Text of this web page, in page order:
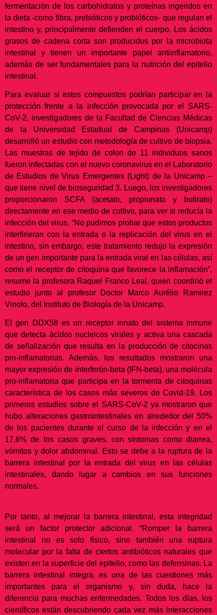
fermentación de los carbohidratos y proteínas ingeridos en
la dieta -como fibra, prebióticos y probióticos- que regulan el
intestino y, principalmente defienden el cuerpo. Los ácidos
grasos de cadena corta son producidos por la microbiota
intestinal y tienen un importante papel antiinflamatorio,
además de ser fundamentales para la nutrición del epitelio
intestinal.
Para evaluar si estos compuestos podrían participar en la
protección frente a la infección provocada por el SARS-
CoV-2, investigadores de la Facultad de Ciencias Médicas
de la Universidad Estadual de Campinas (Unicamp)
desarrolló un estudio con metodología de cultivo de biopsia.
Las muestras de tejido de colon de 11 individuos sanos
fueron infectadas con el nuevo coronavirus en el Laboratorio
de Estudios de Virus Emergentes (Light) de la Unicamp –
que tiene nivel de bioseguridad 3. Luego, los investigadores
proporcionaron SCFA (acetato, propionato y butirato)
directamente en ese medio de cultivo, para ver si reducía la
infección del virus. “No pudimos probar que estos productos
interfirieran con la entrada o la replicación del virus en el
intestino, sin embargo, este tratamiento redujo la expresión
de un gen importante para la entrada viral en las células, así
como el receptor de citoquina que favorece la inflamación”,
resume la profesora Raquel Franco Leal, quien coordinó el
estudio junto al profesor Doctor Marco Aurélio Ramirez
Vinolo, del Instituto de Biología de la Unicamp.
El gen DDX58 es un receptor innato del sistema inmune
que detecta ácidos nucleicos virales y activa una cascada
de señalización que resulta en la producción de citocinas
pro-inflamatorias. Además, los resultados mostraron una
mayor expresión de interferón-beta (IFN-beta), una molécula
pro-inflamatoria que participa en la tormenta de citoquinas
característica de los casos más severos de Covid-19. Los
primeros estudios sobre el SARS-CoV-2 ya mostraron que
hubo alteraciones gastrointestinales en alrededor del 50%
de los pacientes durante el curso de la infección y en el
17,6% de los casos graves, con síntomas como diarrea,
vómitos y dolor abdominal. Esto se debe a la ruptura de la
barrera intestinal por la entrada del virus en las células
intestinales, dando lugar a cambios en sus funciones
normales.
Por tanto, al mejorar la barrera intestinal, esta integridad
será un factor protector adicional. “Romper la barrera
intestinal no es solo físico, sino también una ruptura
molecular por la falta de ciertos antibióticos naturales que
existen en la superficie del epitelio, como las defensinas. La
barrera intestinal integra, es una de las cuestiones más
importantes para el organismo y, sin duda, hace la
diferencia para muchas enfermedades. Todos los días, los
científicos están descubriendo cada vez más interacciones